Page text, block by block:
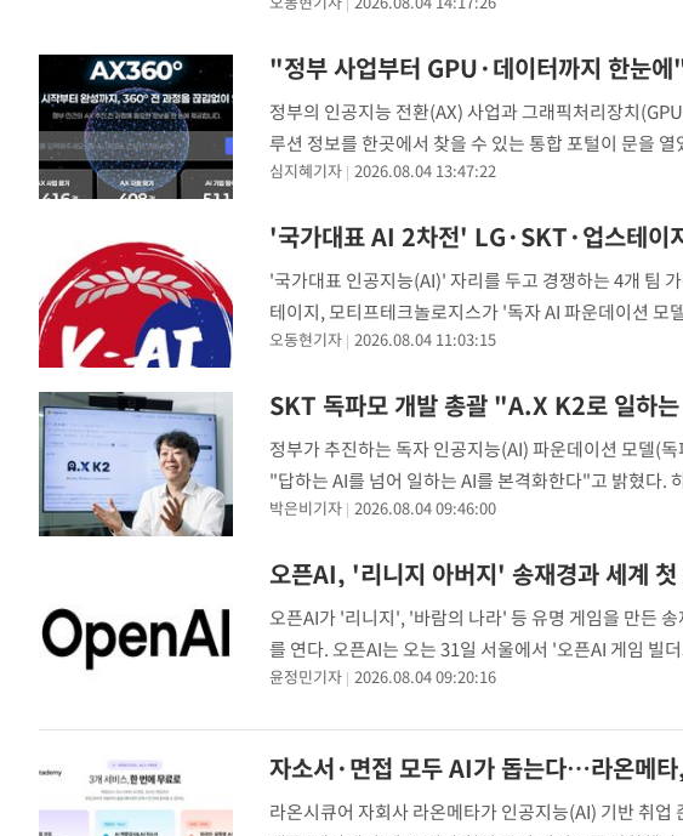
소버린 에이전틱 OS 기업으로 도약한다는 구상이다.
"정부 사업부터 GPU·데이터까지 한눈
정부의 인공지능 전환(AX) 사업과 그래픽처리장치
루션 정보를 한곳에서 찾을 수 있는 통합 포털이 문을
회(KOSA)와 정부 AX 사업과 민관의 AI 자원, 국내 AI 기
심지혜기자 2026.08.04 13:47:22
'국가대표 AI 2차전' LG·SKT·업스테이
'국가대표 인공지능(AI)' 자리를 두고 경쟁하는 4개 팀
테이지, 모티프테크놀로지스가 '독자 AI 파운데이션 모
이달 평가를 거쳐 4개 팀을 3개 팀으로 압축할 예정이다
오동현기자 2026.08.04 11:03:15
SKT 독파모 개발 총괄 "A.X K2로 일하
정부가 추진하는 독자 인공지능(AI) 파운데이션 모델(
"답하는 AI를 넘어 일하는 AI를 본격화한다"고 밝혔다.
모 개발을 총괄하는 김태윤 SK텔레콤 파운데이션 담당
박은비기자 2026.08.04 09:46:00
오픈AI, '리니지 아버지' 송재경과 세계
오픈AI가 '리니지', '바람의 나라' 등 유명 게임을 만든
를 연다. 오픈AI는 오는 31일 서울에서 '오픈AI 게임 빌
'코덱스'를 활용한 게임 개발 해커톤이다. 오픈AI가 코덱
윤정민기자 2026.08.04 09:20:16
자소서·면접 모두 AI가 돕는다…라온메
라온시큐어 자회사 라온메타가 인공지능(AI) 기반 취